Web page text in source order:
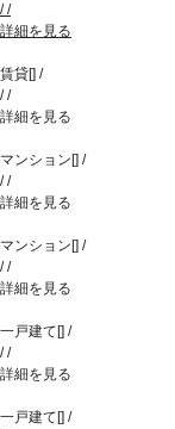
//
詳細を見る
賃貸[] /
//
詳細を見る
マンション [] /
//
詳細を見る
マンション [] /
//
詳細を見る
一戸建て [] /
//
詳細を見る
一戸建て [] /